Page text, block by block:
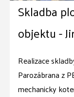
Skladba
objektu -
Realizace
Parozábrana z
mechanicky